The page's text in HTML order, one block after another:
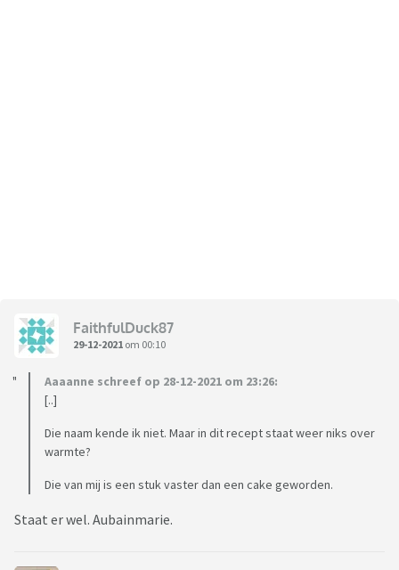
FaithfulDuck87
29-12-2021 om 00:10
Aaaanne schreef op 28-12-2021 om 23:26:
[..]
Die naam kende ik niet. Maar in dit recept staat weer niks over
warmte?
Die van mij is een stuk vaster dan een cake geworden.
Staat er wel. Aubainmarie.